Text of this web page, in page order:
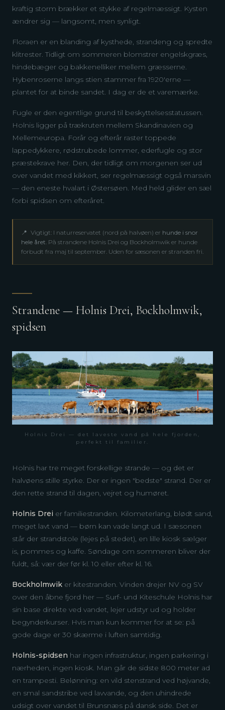
kraftig storm brækker et stykke af regelmæssigt. Kysten
ændrer sig — langsomt, men synligt.
Floraen er en blanding af kysthede, strandeng og spredte
klitrester. Tidligt om sommeren blomstrer engelskgræs,
hindebæger og bakkenelliker mellem græsserne.
Hybenroserne langs stien stammer fra 1920'erne —
plantet for at binde sandet. I dag er de et varemærke.
Fugle er den egentlige grund til beskyttelsesstatussen.
Holnis ligger på trækruten mellem Skandinavien og
Mellemeuropa. Forår og efterår raster toppede
lappedykkere, rødstrubede lommer, ederfugle og stor
præstekrave her. Den, der tidligt om morgenen ser ud
over vandet med kikkert, ser regelmæssigt også marsvin
— den eneste hvalart i Østersøen. Med held glider en sæl
forbi spidsen om efteråret.
📍 Vigtigt: I naturreservatet (nord på halvøen) er hunde i snor
hele året. På strandene Holnis Drei og Bockholmwik er hunde
forbudt fra maj til september. Uden for sæsonen er stranden fri.
Strandene — Holnis Drei, Bockholmwik,
spidsen
Holnis Drei — det laveste vand på hele fjorden,
perfekt til familier.
Holnis har tre meget forskellige strande — og det er
halvøens stille styrke. Der er ingen "bedste" strand. Der er
den rette strand til dagen, vejret og humøret.
Holnis Drei er familiestranden. Kilometerlang, blødt sand,
meget lavt vand — børn kan vade langt ud. I sæsonen
står der strandstole (lejes på stedet), en lille kiosk sælger
is, pommes og kaffe. Søndage om sommeren bliver der
fuldt, så: vær der før kl. 10 eller efter kl. 16.
Bockholmwik er kitestranden. Vinden drejer NV og SV
over den åbne fjord her — Surf- und Kiteschule Holnis har
sin base direkte ved vandet, lejer udstyr ud og holder
begynderkurser. Hvis man kun kommer for at se: på
gode dage er 30 skærme i luften samtidig.
Holnis-spidsen har ingen infrastruktur, ingen parkering i
nærheden, ingen kiosk. Man går de sidste 800 meter ad
en trampesti. Belønning: en vild stenstrand ved højvande,
en smal sandstribe ved lavvande, og den uhindrede
udsigt over vandet til Brunsnæs på dansk side. Det er